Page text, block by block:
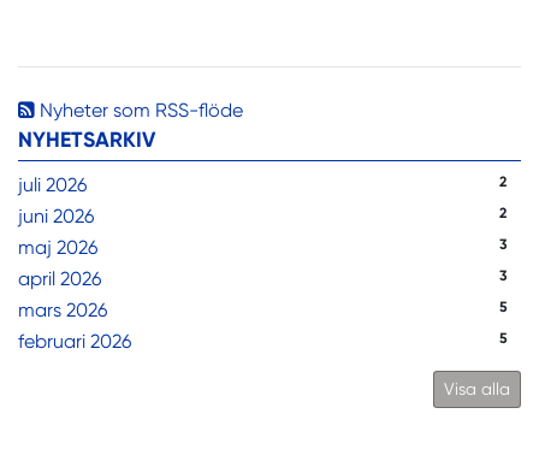
Nyheter som RSS-flöde
NYHETSARKIV
juli 2026 2
juni 2026 2
maj 2026 3
april 2026 3
mars 2026 5
februari 2026 5
Visa alla